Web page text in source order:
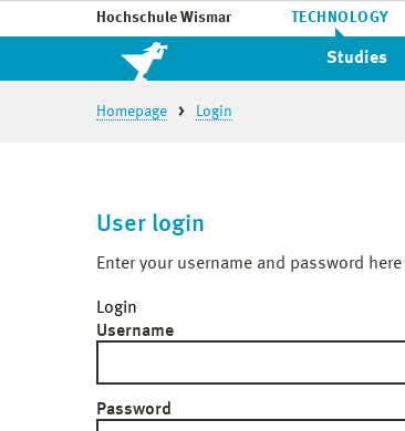
Hochschule Wismar TECHNOLOGY
Studies
Homepage Login
User login
Enter your username and password
Login
Username
Password